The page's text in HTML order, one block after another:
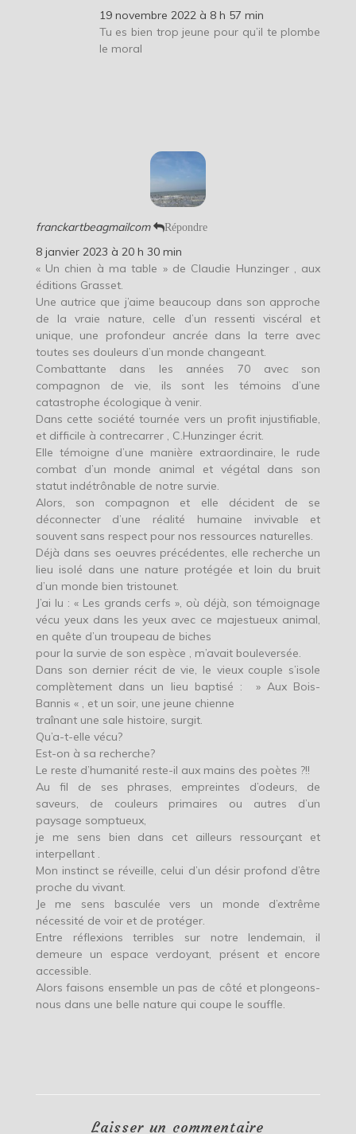
19 novembre 2022 à 8 h 57 min
Tu es bien trop jeune pour qu’il te plombe
le moral
franckartbeagmailcom Répondre
8 janvier 2023 à 20 h 30 min
« Un chien à ma table » de Claudie Hunzinger , aux
éditions Grasset.
Une autrice que j’aime beaucoup dans son approche
de la vraie nature, celle d’un ressenti viscéral et
unique, une profondeur ancrée dans la terre avec
toutes ses douleurs d’un monde changeant.
Combattante dans les années 70 avec son
compagnon de vie, ils sont les témoins d’une
catastrophe écologique à venir.
Dans cette société tournée vers un profit injustifiable,
et difficile à contrecarrer , C.Hunzinger écrit.
Elle témoigne d’une manière extraordinaire, le rude
combat d’un monde animal et végétal dans son
statut indétrônable de notre survie.
Alors, son compagnon et elle décident de se
déconnecter d’une réalité humaine invivable et
souvent sans respect pour nos ressources naturelles.
Déjà dans ses oeuvres précédentes, elle recherche un
lieu isolé dans une nature protégée et loin du bruit
d’un monde bien tristounet.
J’ai lu : « Les grands cerfs », où déjà, son témoignage
vécu yeux dans les yeux avec ce majestueux animal,
en quête d’un troupeau de biches
pour la survie de son espèce , m’avait bouleversée.
Dans son dernier récit de vie, le vieux couple s’isole
complètement dans un lieu baptisé : » Aux Bois-
Bannis « , et un soir, une jeune chienne
traînant une sale histoire, surgit.
Qu’a-t-elle vécu?
Est-on à sa recherche?
Le reste d’humanité reste-il aux mains des poètes ?!!
Au fil de ses phrases, empreintes d’odeurs, de
saveurs, de couleurs primaires ou autres d’un
paysage somptueux,
je me sens bien dans cet ailleurs ressourçant et
interpellant .
Mon instinct se réveille, celui d’un désir profond d’être
proche du vivant.
Je me sens basculée vers un monde d’extrême
nécessité de voir et de protéger.
Entre réflexions terribles sur notre lendemain, il
demeure un espace verdoyant, présent et encore
accessible.
Alors faisons ensemble un pas de côté et plongeons-
nous dans une belle nature qui coupe le souffle.
Laisser un commentaire